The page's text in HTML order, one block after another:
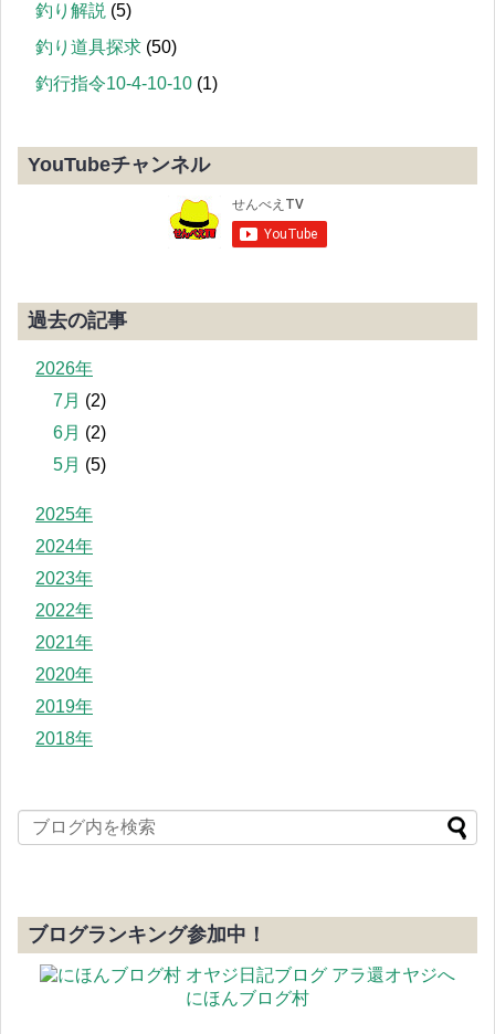
釣り解説 (5)
釣り道具探求 (50)
釣行指令10-4-10-10 (1)
YouTubeチャンネル
過去の記事
2026年
7月 (2)
6月 (2)
5月 (5)
2025年
2024年
2023年
2022年
2021年
2020年
2019年
2018年
ブログランキング参加中！
にほんブログ村